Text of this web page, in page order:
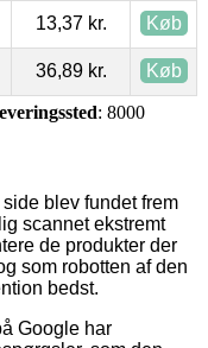
13,37 kr. Køb
36,89 kr. Køb
: 8000
blev fundet frem
scannet ekstremt
de produkter der
som robotten af den
bedst.
Google har